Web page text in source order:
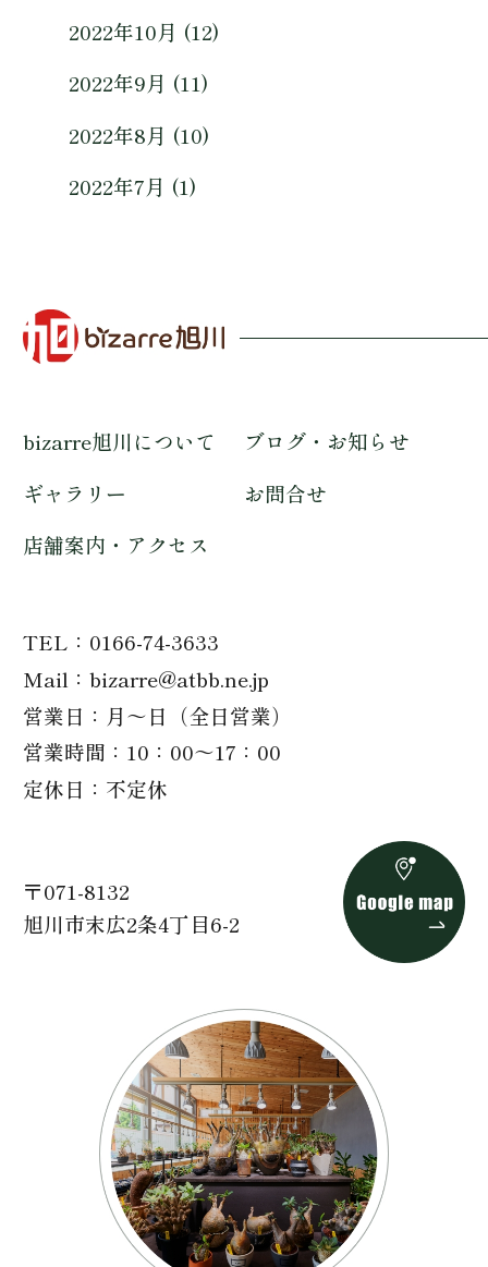
2022年10月 (12)
2022年9月 (11)
2022年8月 (10)
2022年7月 (1)
bizarre旭川について
ブログ・お知らせ
ギャラリー
お問合せ
店舗案内・アクセス
TEL
0166-74-3633
Mail
bizarre@atbb.ne.jp
営業日
月～日（全日営業）
営業時間
10：00～17：00
定休日
不定休
〒071-8132
旭川市末広2条4丁目6-2